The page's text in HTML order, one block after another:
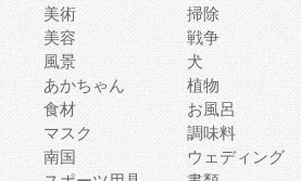
美術 掃除
美容 戦争
風景 犬
あかちゃん 植物
食材 お風呂
マスク 調味料
南国 ウェディング